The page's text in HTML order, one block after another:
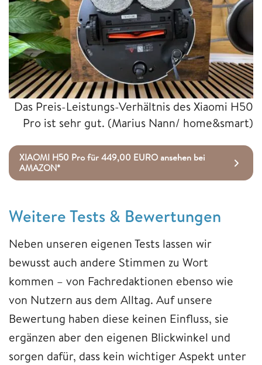
Das Preis-Leistungs-Verhältnis des Xiaomi H50
Pro ist sehr gut. (Marius Nann/ home&smart)
XIAOMI H50 Pro für 449,00 EURO ansehen bei
AMAZON*
Weitere Tests & Bewertungen
Neben unseren eigenen Tests lassen wir
bewusst auch andere Stimmen zu Wort
kommen – von Fachredaktionen ebenso wie
von Nutzern aus dem Alltag. Auf unsere
Bewertung haben diese keinen Einfluss, sie
ergänzen aber den eigenen Blickwinkel und
sorgen dafür, dass kein wichtiger Aspekt unter